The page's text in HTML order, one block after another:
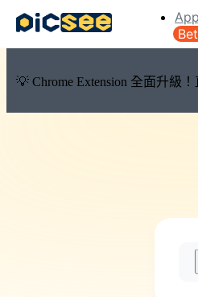
💡 Chrome Extension 全面升級